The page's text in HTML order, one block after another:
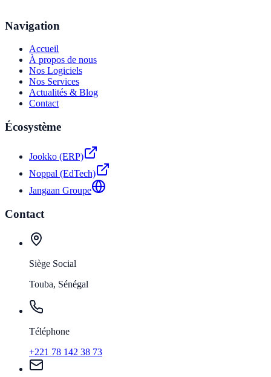
Navigation
Accueil
À propos de nous
Nos Logiciels
Nos Services
Actualités & Blog
Contact
Écosystème
Jookko (ERP)
Noppal (EdTech)
Jangaan Groupe
Contact
Siège Social
Touba, Sénégal
Téléphone
+221 78 142 38 73